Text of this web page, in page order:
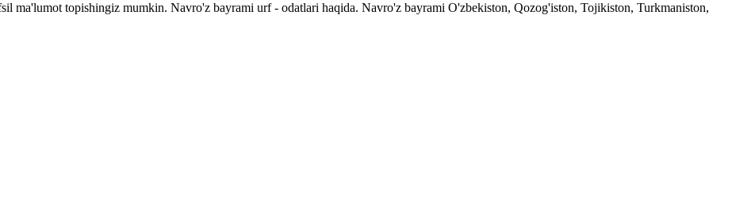
ma'lumot topishingiz mumkin. Navro'z bayrami urf - odatlari haqida. Navro'z bayrami O'zbekiston, Qozog'iston, Tojikiston, Turkmaniston,